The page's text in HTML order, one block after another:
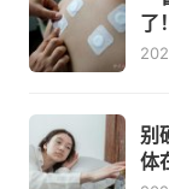
了！
别
体